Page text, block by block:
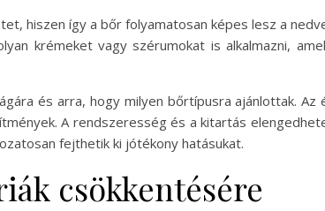
hiszen így a bőr folyamatosan képes lesz a
krémeket vagy szérumokat is alkalmazni,
és arra, hogy milyen bőrtípusra ajánlottak. Az
A rendszeresség és a kitartás
fejthetik ki jótékony hatásukat.
csökkentésére